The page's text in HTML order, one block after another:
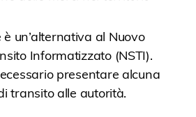
un’alternativa al Nuovo
Informatizzato (NSTI).
presentare alcuna
transito alle autorità.